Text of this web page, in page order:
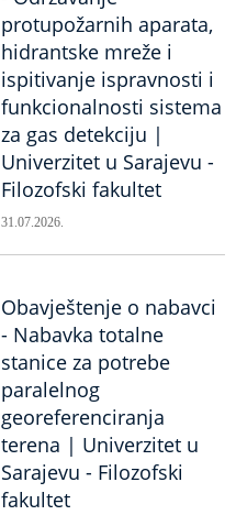
protupožarnih aparata,
hidrantske mreže i
ispitivanje ispravnosti i
funkcionalnosti sistema
za gas detekciju |
Univerzitet u Sarajevu -
Filozofski fakultet
31.07.2026.
Obavještenje o nabavci
- Nabavka totalne
stanice za potrebe
paralelnog
georeferenciranja
terena | Univerzitet u
Sarajevu - Filozofski
fakultet